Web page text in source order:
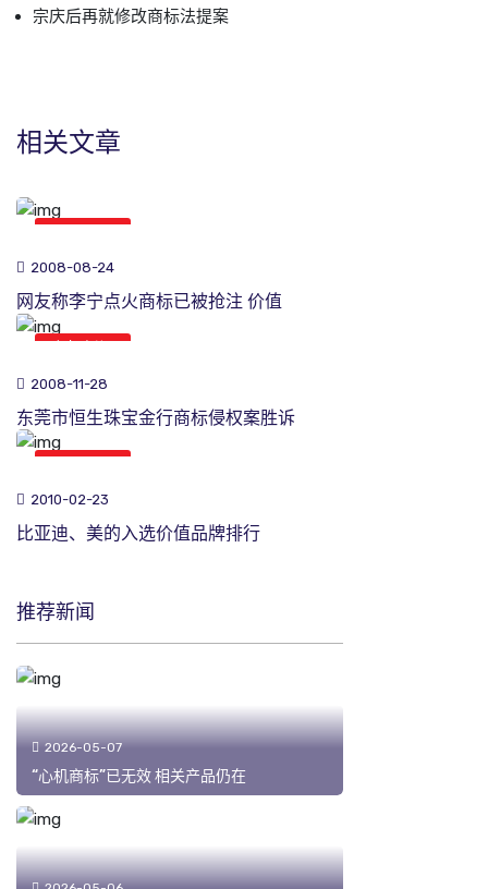
宗庆后再就修改商标法提案
相关文章
2008-08-24
网友称李宁点火商标已被抢注 价值
2008-11-28
东莞市恒生珠宝金行商标侵权案胜诉
2010-02-23
比亚迪、美的入选价值品牌排行
推荐新闻
2026-05-07
“心机商标”已无效 相关产品仍在